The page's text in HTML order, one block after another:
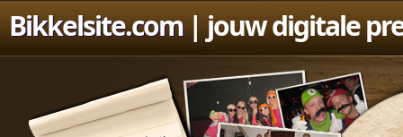
Bikkelsite.com| jouw digitale